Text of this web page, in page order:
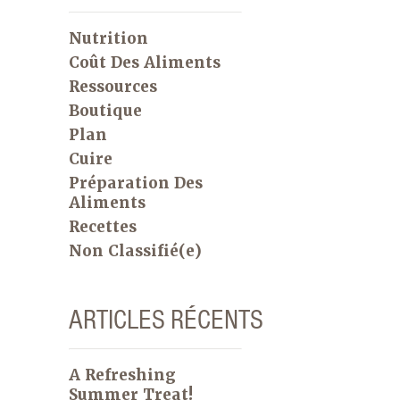
Nutrition
Coût Des Aliments
Ressources
Boutique
Plan
Cuire
Préparation Des
Aliments
Recettes
Non Classifié(e)
ARTICLES RÉCENTS
A Refreshing
Summer Treat!